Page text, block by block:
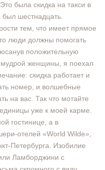
была скидка на такси в
шестнадцать.
тем, что имеет прямое
люди должны помогать
положительную
мудрой женщины, я поехал
скидка работает и
номер, и волшебные
на вас. Так что мотайте
уже к моей карме.
гостинице, а в
отелей «World Wilde»,
Петербурга. Изобилие
Ламборджини с